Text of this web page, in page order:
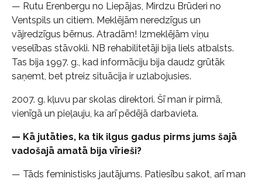
— Rutu Erenbergu no Liepājas, Mirdzu Brūderi no
Ventspils un citiem. Meklējām neredzīgus un
vājredzīgus bērnus. Atradām! Izmeklējām viņu
veselības stāvokli. NB rehabilitetāji bija liels atbalsts.
Tas bija 1997. g., kad informāciju bija daudz grūtāk
saņemt, bet ptreiz situācija ir uzlabojusies.
2007. g. kļuvu par skolas direktori. Šī man ir pirmā,
vienīgā un pieļauju, ka arī pēdējā darbavieta.
— Kā jutāties, ka tik ilgus gadus pirms jums šajā
vadošajā amatā bija vīrieši?
— Tāds feministisks jautājums. Patiesību sakot, arī man